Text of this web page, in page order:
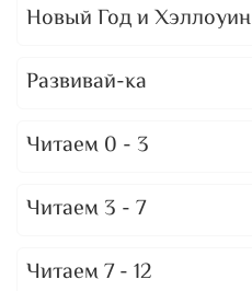
Новый Год и Хэллоуин
Развивай-ка
Читаем 0 - 3
Читаем 3 - 7
Читаем 7 - 12